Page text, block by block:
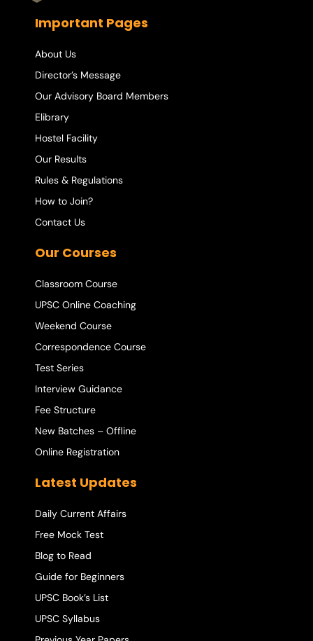
Important Pages
About Us
Director’s Message
Our Advisory Board Members
Elibrary
Hostel Facility
Our Results
Rules & Regulations
How to Join?
Contact Us
Our Courses
Classroom Course
UPSC Online Coaching
Weekend Course
Correspondence Course
Test Series
Interview Guidance
Fee Structure
New Batches – Offline
Online Registration
Latest Updates
Daily Current Affairs
Free Mock Test
Blog to Read
Guide for Beginners
UPSC Book’s List
UPSC Syllabus